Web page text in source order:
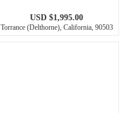
USD $1,995.00
Torrance (Delthorne), California, 90503